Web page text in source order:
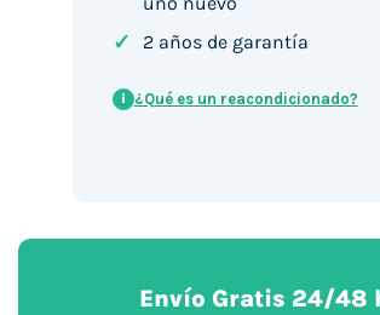
✓ 2 años de garantía
i ¿Qué es un reacondicionado?
Envío Gratis 24/48